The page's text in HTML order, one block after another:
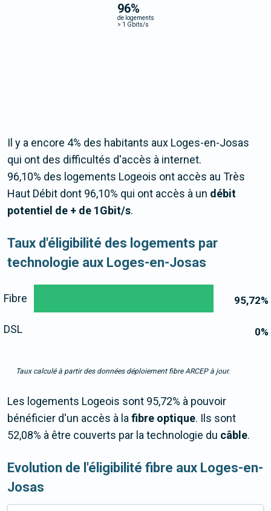
96%
de logements
> 1 Gbits/s
Il y a encore 4% des habitants aux Loges-en-Josas
qui ont des difficultés d'accès à internet.
96,10% des logements Logeois ont accès au Très
Haut Débit dont 96,10% qui ont accès à un débit
potentiel de + de 1Gbit/s.
Taux d'éligibilité des logements par
technologie aux Loges-en-Josas
95,72%
0%
Fibre
DSL
Taux calculé à partir des données déploiement fibre ARCEP à jour.
Les logements Logeois sont 95,72% à pouvoir
bénéficier d'un accès à lafibre optique. Ils sont
52,08% à être couverts par la technologie du câble.
Evolution de l'éligibilité fibre aux Loges-en-
Josas